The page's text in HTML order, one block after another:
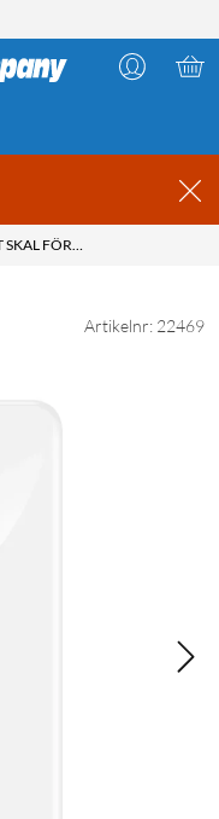
TRANSPARENT SKAL FÖR GALAXY A03
Artikelnr: 22469